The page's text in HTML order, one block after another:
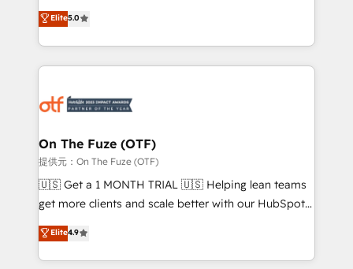
expertise. - A team of 250+ experts dedicated to
your resilient growth.
companies activate HubSpot’s AI-powered
customer platform and operationalize HubSpot’s
Loop Marketing framework through expert-led
services, smart agents, and purpose-built apps,
results, fast. ⚙️CRM & RevOps: Align all Hubs to your
🎯Demand Gen & ABM: Drive pipeline with inbound,
ABM, AEO, SEO, & paid media. 👩‍💻Web Design:
Build high-performing websites with UX, messaging,
& conversion strategy that drive results. 🤖AI
AI, & maximize AEO with tailored AI services. 🧩
Integrations: Extend HubSpot with custom
Elite5.0
On The Fuze (OTF)
提供元：On The Fuze (OTF)
🇺🇸 Get a 1 MONTH TRIAL 🇺🇸 Helping lean teams
get more clients and scale better with our HubSpot
Consulting & 'Done For You' Services. 🚀 Who We
Work With 🚀 We help lean, growing companies: -
Win more business - Reduce no-shows - Improve
Elite4.9